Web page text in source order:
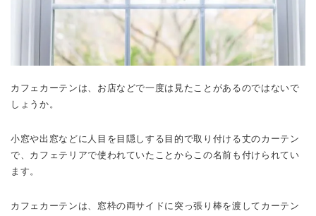
カフェカーテンは、お店などで一度は見たことがあるのではないで
しょうか。
小窓や出窓などに人目を目隠しする目的で取り付ける丈のカーテン
で、カフェテリアで使われていたことからこの名前も付けられてい
ます。
カフェカーテンは、窓枠の両サイドに突っ張り棒を渡してカーテン